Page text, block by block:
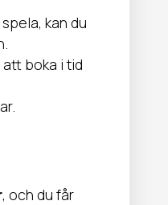
kan du
boka i tid
, och du får